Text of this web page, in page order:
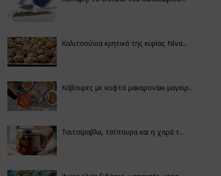
Καλιτσούνια κρητικά της κυρίας Νίνα...
Κάβουρες με κοφτό μακαρονάκι μαγειρ...
Τσιτσίραβλα, τσίπουρα και η χαρά τ...